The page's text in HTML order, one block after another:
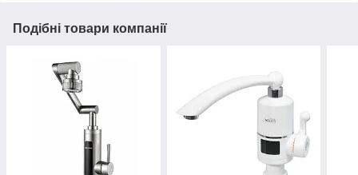
Подібні товари компанії